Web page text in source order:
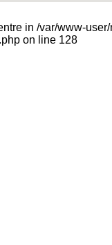
in /var/www-
on line 128